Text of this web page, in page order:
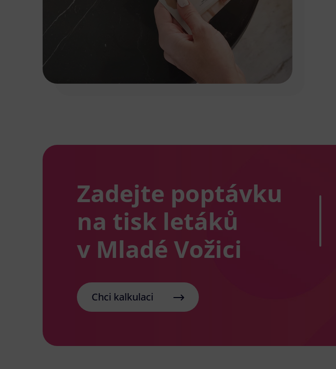
Zadejte poptávku
na tisk letáků
v Mladé Vožici
Chci kalkulaci